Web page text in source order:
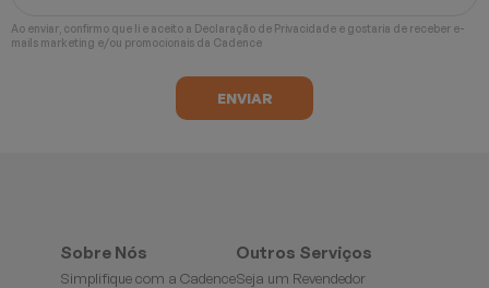
Ao enviar, confirmo que li e aceito a Declaração de Privacidade e gostaria de receber e-
mails marketing e/ou promocionais da Cadence
Sobre Nós
Simplifique com a Cadence
Outros Serviços
Seja um Revendedor